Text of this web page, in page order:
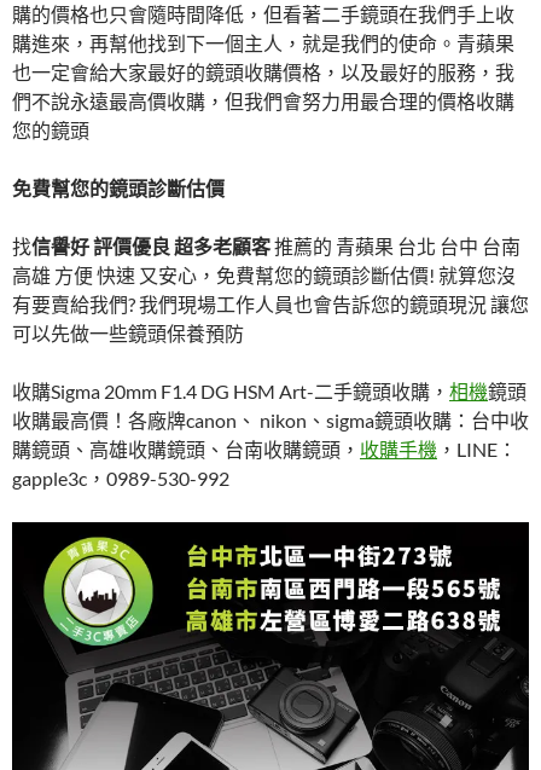
購的價格也只會隨時間降低，但看著二手鏡頭在我們手上收
購進來，再幫他找到下一個主人，就是我們的使命。青蘋果
也一定會給大家最好的鏡頭收購價格，以及最好的服務，我
們不說永遠最高價收購，但我們會努力用最合理的價格收購
您的鏡頭
免費幫您的鏡頭診斷估價
找信譽好 評價優良 超多老顧客推薦的 青蘋果 台北 台中 台南
高雄 方便 快速 又安心，免費幫您的鏡頭診斷估價! 就算您沒
有要賣給我們? 我們現場工作人員也會告訴您的鏡頭現況 讓您
可以先做一些鏡頭保養預防
收購Sigma 20mm F1.4 DG HSM Art-二手鏡頭收購， 相機鏡頭
收購最高價！各廠牌canon、 nikon、sigma鏡頭收購：台中收
購鏡頭、高雄收購鏡頭、台南收購鏡頭， 收購手機 ，LINE：
gapple3c，0989-530-992